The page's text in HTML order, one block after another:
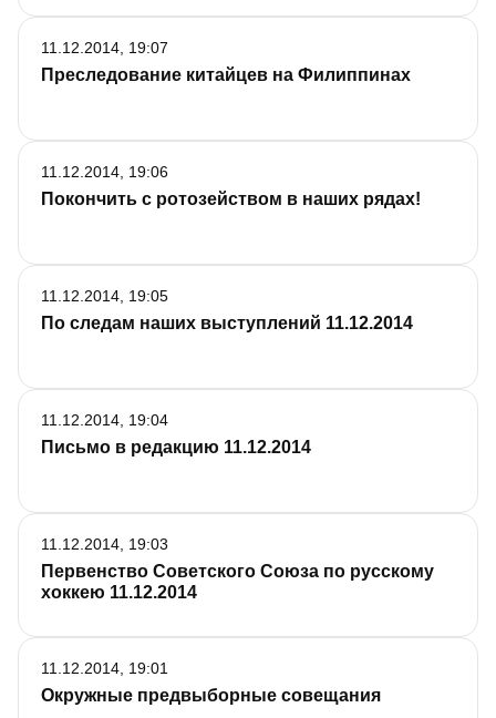
Преследование китайцев на Филиппинах
11.12.2014, 19:07
Покончить с ротозейством в наших рядах!
11.12.2014, 19:06
По следам наших выступлений 11.12.2014
11.12.2014, 19:05
Письмо в редакцию 11.12.2014
11.12.2014, 19:04
Первенство Советского Союза по русскому
хоккею 11.12.2014
11.12.2014, 19:03
Окружные предвыборные совещания
11.12.2014, 19:01